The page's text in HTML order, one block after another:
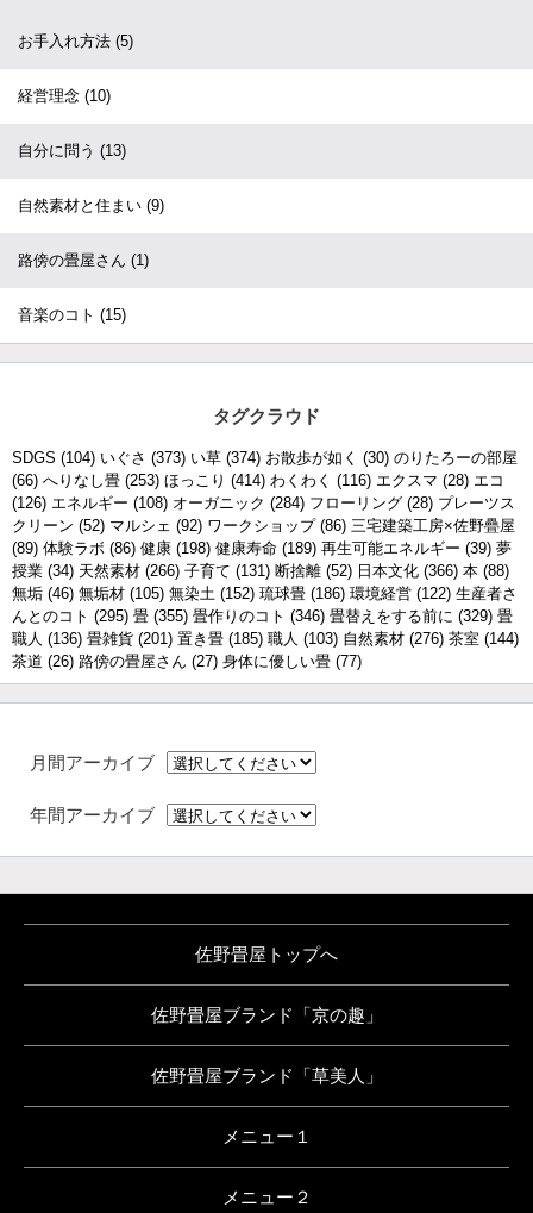
お手入れ方法 (5)
経営理念 (10)
自分に問う (13)
自然素材と住まい (9)
路傍の畳屋さん (1)
音楽のコト (15)
タグクラウド
SDGS (104) いぐさ (373) い草 (374) お散歩が如く (30) のりたろーの部屋
(66) へりなし畳 (253) ほっこり (414) わくわく (116) エクスマ (28) エコ
(126) エネルギー (108) オーガニック (284) フローリング (28) プレーツス
クリーン (52) マルシェ (92) ワークショップ(86) 三宅建築工房×佐野疊屋
(89) 体験ラボ (86) 健康 (198) 健康寿命 (189) 再生可能エネルギー (39) 夢
授業 (34) 天然素材 (266) 子育て (131) 断捨離 (52) 日本文化 (366) 本 (88)
無垢 (46) 無垢材 (105) 無染土 (152) 琉球畳 (186) 環境経営 (122) 生産者さ
んとのコト (295) 畳 (355) 畳作りのコト (346) 畳替えをする前に (329) 畳
職人 (136) 畳雑貨 (201) 置き畳 (185) 職人 (103) 自然素材 (276) 茶室 (144)
茶道 (26) 路傍の畳屋さん (27) 身体に優しい畳 (77)
月間アーカイブ
年間アーカイブ
佐野畳屋トップへ
佐野畳屋ブランド「京の趣」
佐野畳屋ブランド「草美人」
メニュー１
メニュー２